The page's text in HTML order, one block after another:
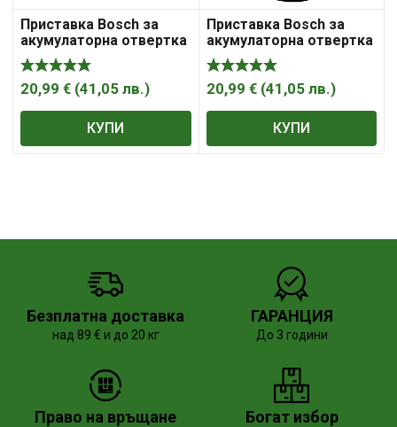
Приставка Bosch за
акумулаторна отвертка
за обдухване 1/4″, IXO 5
20,99 € (41,05 лв.)
КУПИ
Приставка Bosch за
акумулаторна отвертка
мелничка 1/4″, IXO 5
20,99 € (41,05 лв.)
КУПИ
Безплатна доставка
над 89 € и до 20 кг
ГАРАНЦИЯ
До 3 години
Право на връщане Богат избор